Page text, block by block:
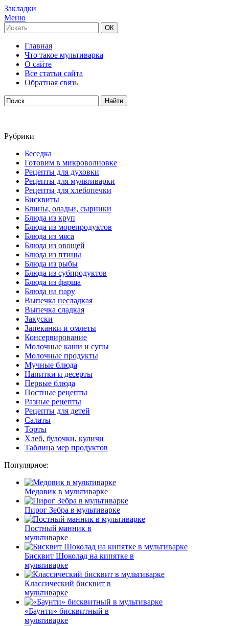
Закладки
Меню
Главная
Что такое мультиварка
О сайте
Все статьи сайта
Обратная связь
Рубрики
Беседка
Готовим в микроволновке
Рецепты для духовки
Рецепты для мультиварки
Рецепты для хлебопечки
Бисквиты
Блины, оладьи, сырники
Блюда из круп
Блюда из морепродуктов
Блюда из мяса
Блюда из овощей
Блюда из птицы
Блюда из рыбы
Блюда из субпродуктов
Блюда из фарша
Блюда на пару
Выпечка несладкая
Выпечка сладкая
Закуски
Запеканки и омлеты
Консервирование
Молочные каши и супы
Молочные продукты
Мучные блюда
Напитки и десерты
Первые блюда
Постные рецепты
Разные рецепты
Рецепты для детей
Салаты
Торты
Хлеб, булочки, куличи
Таблица мер продуктов
Популярное:
Медовик в мультиварке
Пирог Зебра в мультиварке
Постный манник в
мультиварке
Бисквит Шоколад на кипятке в
мультиварке
Классический бисквит в
мультиварке
«Баунти» бисквитный в
мультиварке